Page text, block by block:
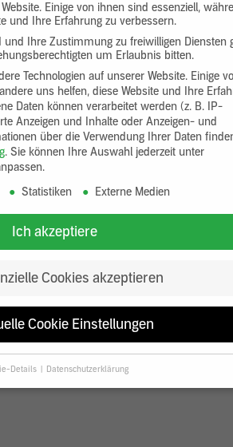
Produktbeschreibung
Einige von ihnen sind essenziell,
und Ihre Erfahrung zu verbessern.
und Ihre Zustimmung zu freiwilligen Diensten
um Erlaubnis bitten.
Technologien auf unserer Website. Einige
uns helfen, diese Website und Ihre
Daten können verarbeitet werden (z. B. IP-
Anzeigen und Inhalte oder Anzeigen- und
über die Verwendung Ihrer Daten
. Sie können Ihre Auswahl jederzeit unter
Statistiken Externe Medien
Ich akzeptiere
Cookies akzeptieren
Cookie Einstellungen
Details Datenschutzerklärung